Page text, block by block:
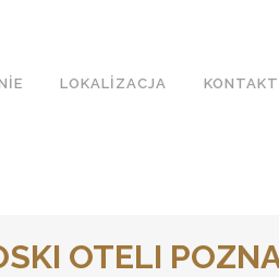
LOKALIZACJA KONTAKT
OTELI